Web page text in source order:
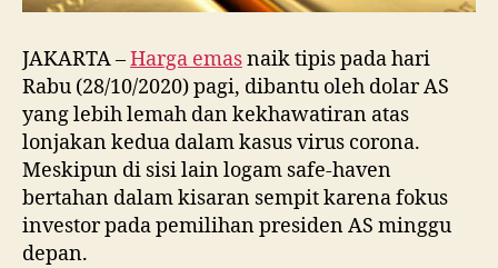
JAKARTA –Harga emasnaik tipis pada hari
Rabu (28/10/2020) pagi, dibantu oleh dolar AS
yang lebih lemah dan kekhawatiran atas
lonjakan kedua dalam kasus virus corona.
Meskipun di sisi lain logam safe-haven
bertahan dalam kisaran sempit karena fokus
investor pada pemilihan presiden AS minggu
depan.